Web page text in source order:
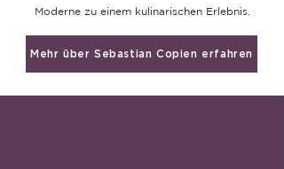
Moderne zu einem kulinarischen Erlebnis.
Mehr über Sebastian Copien erfahren